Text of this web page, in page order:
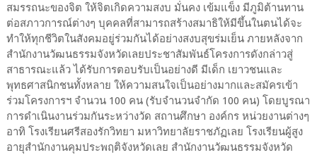
สมรรถนะของจิต ให้จิตเกิดความสงบ มั่นคง เข้มแข็ง มีภูมิต้านทาน
ต่อสภาวการณ์ต่างๆ บุคคลที่สามารถสร้างสมาธิให้มีขึ้นในตนได้จะ
ทำให้ทุกชีวิตในสังคมอยู่ร่วมกันได้อย่างสงบสุขร่มเย็น ภายหลังจาก
สำนักงานวัฒนธรรมจังหวัดเลยประชาสัมพันธ์โครงการดังกล่าวสู่
สาธารณะแล้ว ได้รับการตอบรับเป็นอย่างดี มีเด็ก เยาวชนและ
พุทธศาสนิกชนทั้งหลาย ให้ความสนใจเป็นอย่างมากและสมัครเข้า
ร่วมโครงการฯ จำนวน 100 คน (รับจำนวนจำกัด 100 คน) โดยบูรณา
การดำเนินงานร่วมกันระหว่างวัด สถานศึกษา องค์กร หน่วยงานต่างๆ
อาทิ โรงเรียนศรีสองรักวิทยา มหาวิทยาลัยราชภัฏเลย โรงเรียนผู้สูง
อายุสำนักงานคุมประพฤติจังหวัดเลย สำนักงานวัฒนธรรมจังหวัด